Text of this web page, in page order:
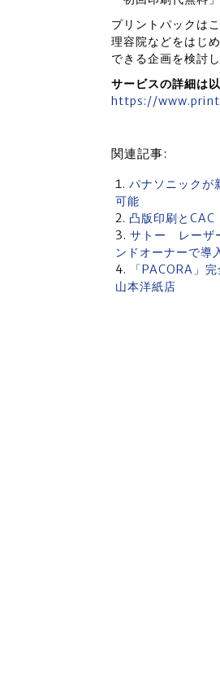
プリントパックは
理容院などをはじ
できる企画を検討
サービスの詳細は
https://
関連記事:
パナソニック
可能
凸版印刷と
サトー レーザ
ンドオーナーで
「PACORA」
山本洋紙店